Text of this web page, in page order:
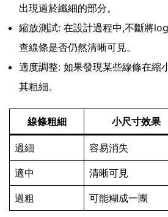
出現過於纖細的部分。
縮放測試: 在設計過程中,不斷將
查線條是否仍然清晰可見。
適度調整: 如果發現某些線條在縮
其粗細。
線條粗細 小尺寸效果
過細 容易消失
適中 清晰可見
過粗 可能糊成一團